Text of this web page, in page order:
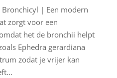
Bronchicyl | Een modern
zorgt voor een
het de bronchii helpt
Ephedra gerardiana
zodat je vrijer kan